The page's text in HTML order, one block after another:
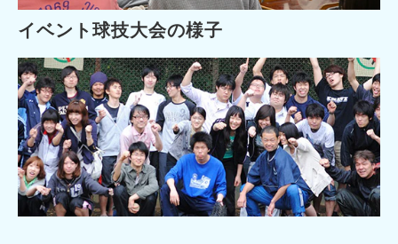
イベント球技大会の様子